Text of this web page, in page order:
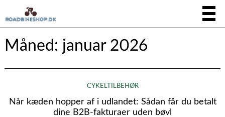
Måned: januar 2026
CYKELTILBEHØR
Når kæden hopper af i udlandet: Sådan får du betalt
dine B2B‑fakturaer uden bøvl